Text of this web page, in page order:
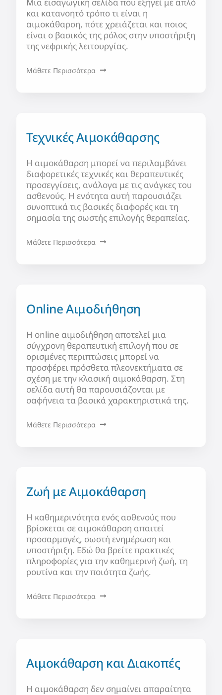
και κατανοητό τρόπο τι είναι η
αιμοκάθαρση, πότε χρειάζεται και ποιος
είναι ο βασικός της ρόλος στην υποστήριξη
της νεφρικής λειτουργίας.
Μάθετε Περισσότερα
Τεχνικές Αιμοκάθαρσης
Η αιμοκάθαρση μπορεί να περιλαμβάνει
διαφορετικές τεχνικές και θεραπευτικές
προσεγγίσεις, ανάλογα με τις ανάγκες του
ασθενούς. Η ενότητα αυτή παρουσιάζει
συνοπτικά τις βασικές διαφορές και τη
σημασία της σωστής επιλογής θεραπείας.
Μάθετε Περισσότερα
Online Αιμοδιήθηση
Η online αιμοδιήθηση αποτελεί μια
σύγχρονη θεραπευτική επιλογή που σε
ορισμένες περιπτώσεις μπορεί να
προσφέρει πρόσθετα πλεονεκτήματα σε
σχέση με την κλασική αιμοκάθαρση. Στη
σελίδα αυτή θα παρουσιάζονται με
σαφήνεια τα βασικά χαρακτηριστικά της.
Μάθετε Περισσότερα
Ζωή με Αιμοκάθαρση
Η καθημερινότητα ενός ασθενούς που
βρίσκεται σε αιμοκάθαρση απαιτεί
προσαρμογές, σωστή ενημέρωση και
υποστήριξη. Εδώ θα βρείτε πρακτικές
πληροφορίες για την καθημερινή ζωή, τη
ρουτίνα και την ποιότητα ζωής.
Μάθετε Περισσότερα
Αιμοκάθαρση και Διακοπές
Η αιμοκάθαρση δεν σημαίνει απαραίτητα